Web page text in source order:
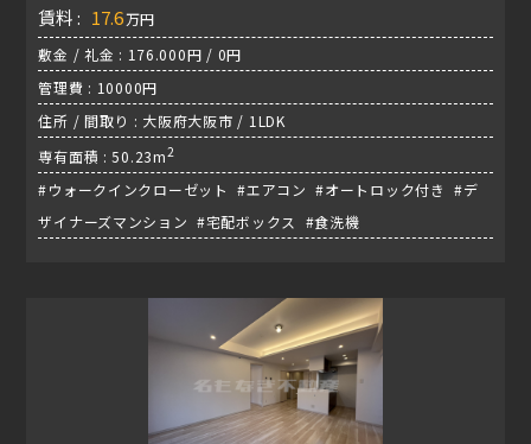
賃料 : 17.6万円
敷金 / 礼金 : 176.000円 / 0円
管理費 : 10000円
住所 / 間取り : 大阪府大阪市 / 1LDK
専有面積 : 50.23m2
#ウォークインクローゼット #エアコン #オートロック付き #デ
ザイナーズマンション #宅配ボックス #食洗機